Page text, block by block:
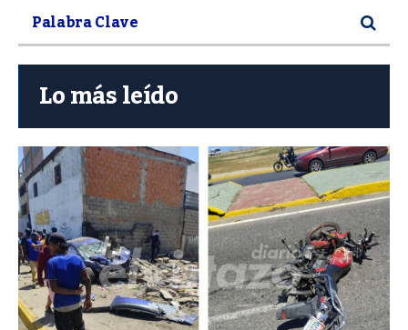
Lo más leído